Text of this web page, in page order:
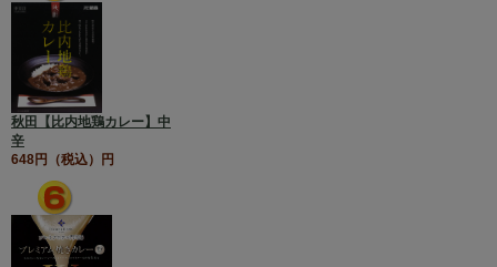
秋田【比内地鶏カレー】中
辛
648円（税込）円